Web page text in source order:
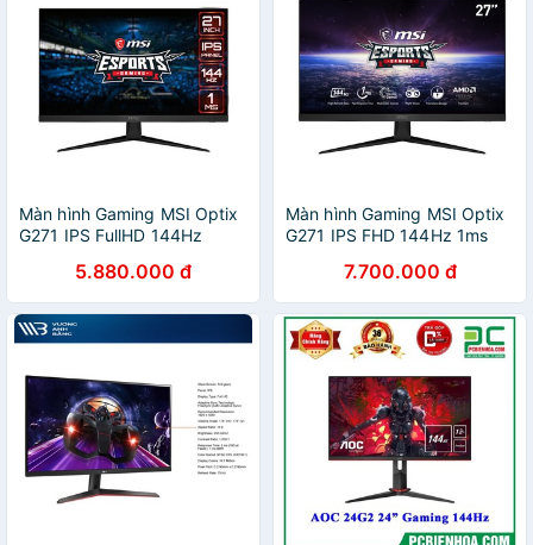
Màn hình Gaming MSI Optix
G271 IPS FullHD 144Hz
5.880.000 đ
Màn hình Gaming MSI Optix
G271 IPS FHD 144Hz 1ms
7.700.000 đ